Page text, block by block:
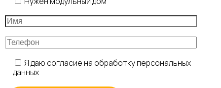
Я даю согласие на обработку персональных
данных